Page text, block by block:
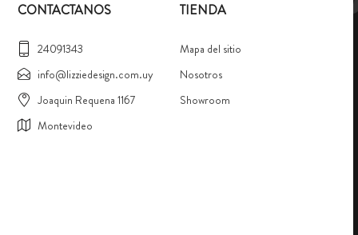
CONTACTANOS
24091343
info@lizziedesign.com.uy
Joaquin Requena 1167
Montevideo
TIENDA
Mapa del sitio
Nosotros
Showroom